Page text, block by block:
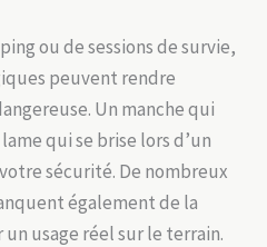
ou de sessions de survie,
peuvent rendre
Un manche qui
qui se brise lors d’un
sécurité. De nombreux
également de la
usage réel sur le terrain.